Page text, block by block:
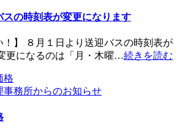
スの時刻表が変更になります
！】 ８月１日より送迎バスの時刻表が
更になるのは「月・木曜…続きを読む
事務所からのお知らせ